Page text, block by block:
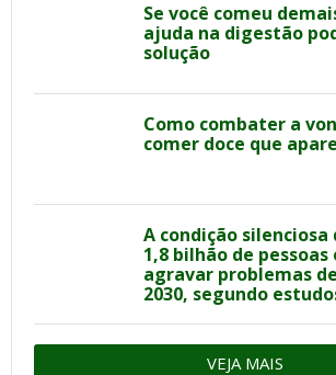
Se você comeu
ajuda na digestão
solução
Como combater a
comer doce que
A condição
1,8 bilhão de pessoas
agravar problemas
2030, segundo
VEJA MAIS